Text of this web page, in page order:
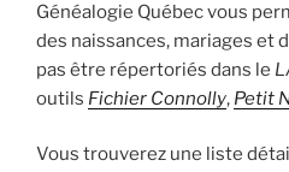
Généalogie Québec vous
des naissances, mariages et
pas être répertoriés dans le
outils Fichier Connolly, Petit
Vous trouverez une liste